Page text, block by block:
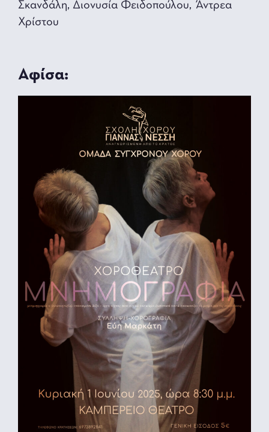
Σκανδάλη, Διονυσία Φειδοπούλου, Άντρεα
Χρίστου
Αφίσα: